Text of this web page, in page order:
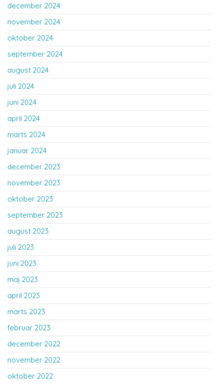
december 2024
november 2024
oktober 2024
september 2024
august 2024
juli 2024
juni 2024
april 2024
marts 2024
januar 2024
december 2023
november 2023
oktober 2023
september 2023
august 2023
juli 2023
juni 2023
maj 2023
april 2023
marts 2023
februar 2023
december 2022
november 2022
oktober 2022